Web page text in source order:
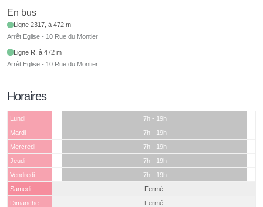
En bus
Ligne 2317, à 472 m
Arrêt Eglise - 10 Rue du Montier
Ligne R, à 472 m
Arrêt Eglise - 10 Rue du Montier
Horaires
Lundi
7h - 19h
Mardi
7h - 19h
Mercredi
7h - 19h
Jeudi
7h - 19h
Vendredi
7h - 19h
Samedi
Fermé
Dimanche
Fermé